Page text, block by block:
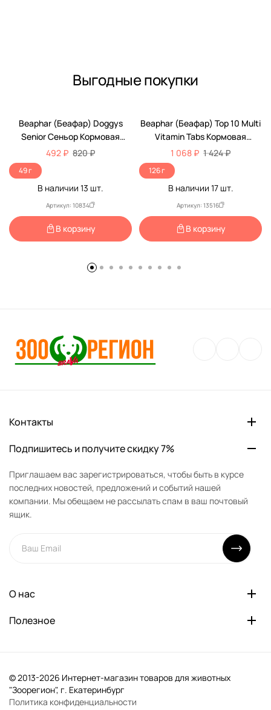
Выгодные покупки
-40%
Beaphar (Беафар) Doggys
Senior Сеньор Кормовая
Витаминная Добавка Для
Пожилых Собак 75шт 11519
492 ₽ 820 ₽
49 г
В наличии 13 шт.
Артикул: 10834
В корзину
-25%
Beaphar (Беафар) Top 10 Multi
Vitamin Tabs Кормовая
Витаминная Добавка Для
Собак 180шт 12542
1 068 ₽ 1 424 ₽
126 г
В наличии 17шт.
Артикул: 13516
В корзину
Контакты
Подпишитесь и получите скидку 7%
Приглашаем вас зарегистрироваться, чтобы быть в курсе
последних новостей, предложений и событий нашей
компании. Мы обещаем не рассылать спам в ваш почтовый
ящик.
О нас
Полезное
© 2013-2026 Интернет-магазин товаров для животных
"Зоорегион", г. Екатеринбург
Политика конфиденциальности